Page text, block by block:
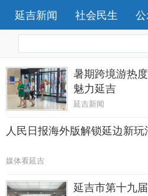
延吉新闻 社会民生
暑期跨境游热
魅力延吉
延吉新闻
人民日报海外版解锁延边新
媒体看延吉
延吉市第十九